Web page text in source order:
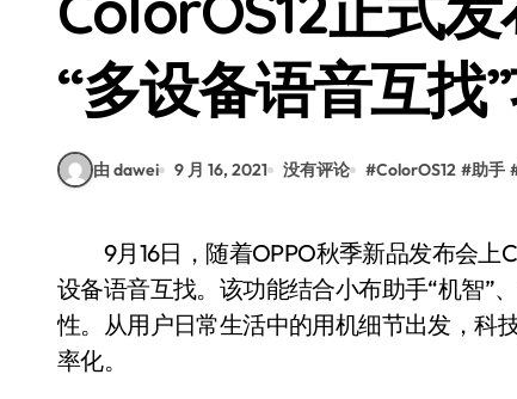
“多设备语音互找
由 dawei 9 月 16, 2021 没有评论 #ColorOS12 #助手
9月16日，随着OPPO秋季新品发布会上ColorOS12的正式发布，小布助手也迎来新功能——多
设备语音互找。该功能结合小布助手“机智”
性。从用户日常生活中的用机细节出发，科
率化。